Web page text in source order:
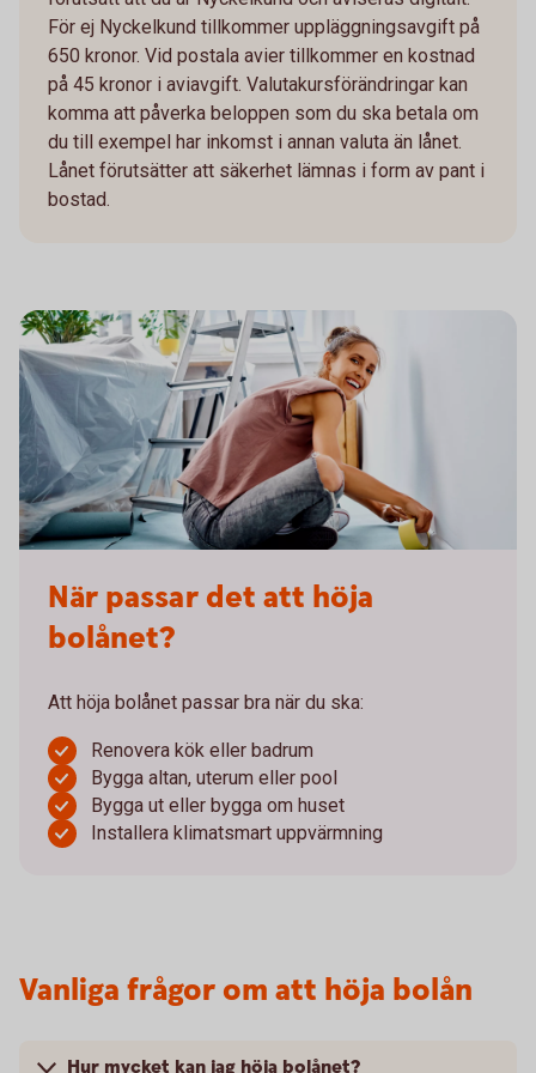
För ej Nyckelkund tillkommer uppläggningsavgift på
650 kronor. Vid postala avier tillkommer en kostnad
på 45 kronor i aviavgift. Valutakursförändringar kan
komma att påverka beloppen som du ska betala om
du till exempel har inkomst i annan valuta än lånet.
Lånet förutsätter att säkerhet lämnas i form av pant i
bostad.
När passar det att höja
bolånet?
Att höja bolånet passar bra när du ska:
Renovera kök eller badrum
Bygga altan, uterum eller pool
Bygga ut eller bygga om huset
Installera klimatsmart uppvärmning
Vanliga frågor om att höja bolån
Hur mycket kan jag höja bolånet?